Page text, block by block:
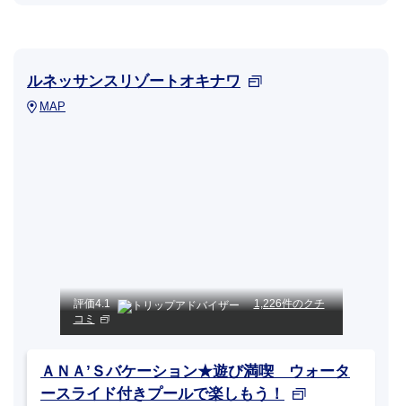
ルネッサンスリゾートオキナワ
MAP
評価4.1
1,226件のクチ
コミ
ＡＮＡ’Ｓバケーション★遊び満喫 ウォータ
ースライド付きプールで楽しもう！